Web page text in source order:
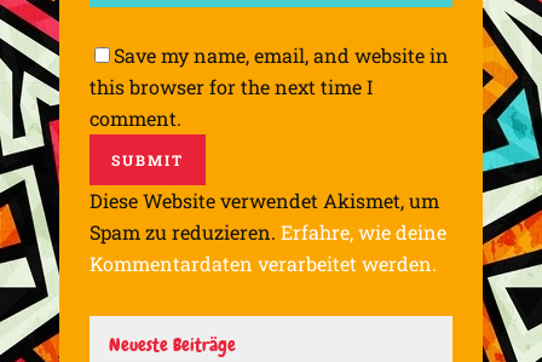
Save my name, email, and website in
this browser for the next time I
comment.
Diese Website verwendet Akismet, um
Spam zu reduzieren. Erfahre, wie deine
Kommentardaten verarbeitet werden.
Neueste Beiträge